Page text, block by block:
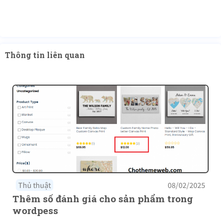
Thông tin liên quan
Thủ thuật 08/02/2025
Thêm số đánh giá cho sản phẩm trong
wordpess